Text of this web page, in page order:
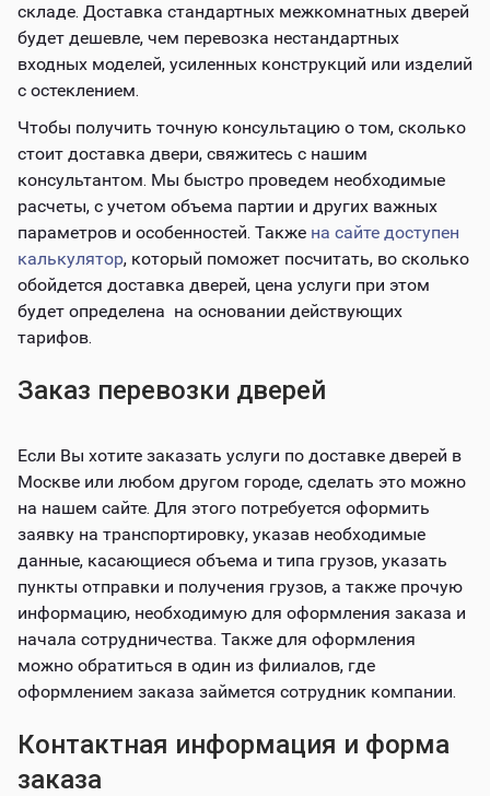
складе. Доставка стандартных межкомнатных дверей
будет дешевле, чем перевозка нестандартных
входных моделей, усиленных конструкций или изделий
с остеклением.
Чтобы получить точную консультацию о том, сколько
стоит доставка двери, свяжитесь с нашим
консультантом. Мы быстро проведем необходимые
расчеты, с учетом объема партии и других важных
параметров и особенностей. Также на сайте доступен
калькулятор, который поможет посчитать, во сколько
обойдется доставка дверей, цена услуги при этом
будет определена на основании действующих
тарифов.
Заказ перевозки дверей
Если Вы хотите заказать услуги по доставке дверей в
Москве или любом другом городе, сделать это можно
на нашем сайте. Для этого потребуется оформить
заявку на транспортировку, указав необходимые
данные, касающиеся объема и типа грузов, указать
пункты отправки и получения грузов, а также прочую
информацию, необходимую для оформления заказа и
начала сотрудничества. Также для оформления
можно обратиться в один из филиалов, где
оформлением заказа займется сотрудник компании.
Контактная информация и форма
заказа